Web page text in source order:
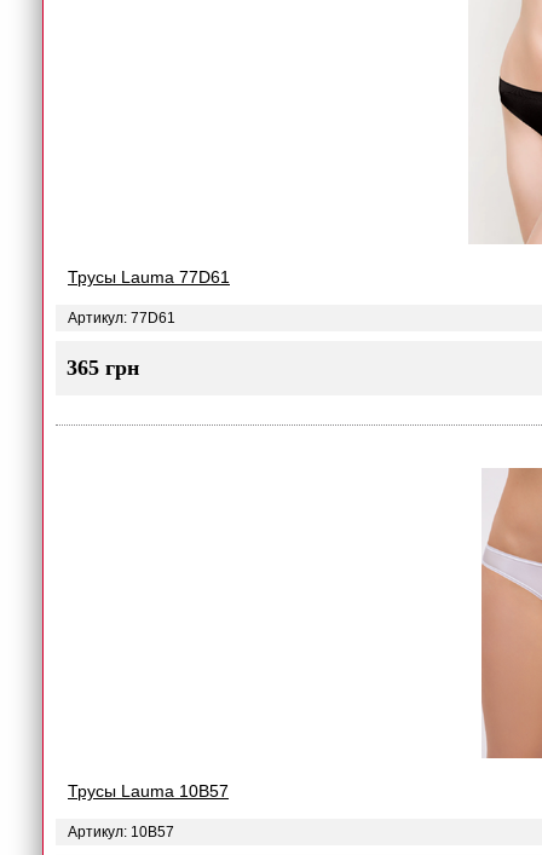
Трусы Lauma 77D61
Артикул: 77D61
365 грн
Трусы Lauma 10B57
Артикул: 10B57